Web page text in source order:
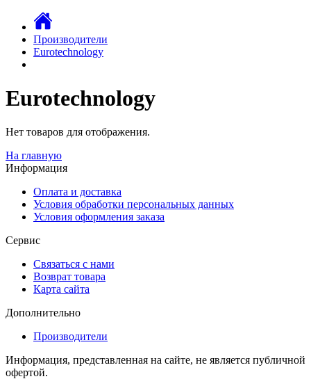
Производители
Eurotechnology
Eurotechnology
Нет товаров для отображения.
На главную
Информация
Оплата и доставка
Условия обработки персональных данных
Условия оформления заказа
Сервис
Связаться с нами
Возврат товара
Карта сайта
Дополнительно
Производители
Информация, представленная на сайте, не является публичной
офертой.